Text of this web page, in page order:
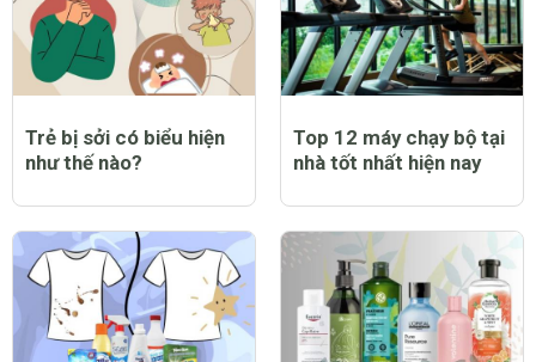
Trẻ bị sởi có biểu hiện
như thế nào?
Top 12 máy chạy bộ tại
nhà tốt nhất hiện nay